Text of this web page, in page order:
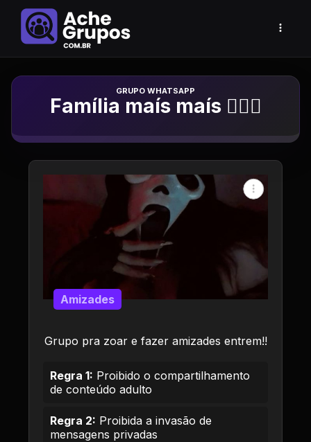
Grupo de Whatsapp
Família maís maís 🧙🏻‍♂️
Grupo pra zoar e fazer amizades entrem!!
Amizades
Regra 1: Proibido o compartilhamento
de conteúdo adulto
Regra 2: Proibida a invasão de
mensagens privadas